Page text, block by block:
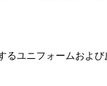
ユニフォームおよび